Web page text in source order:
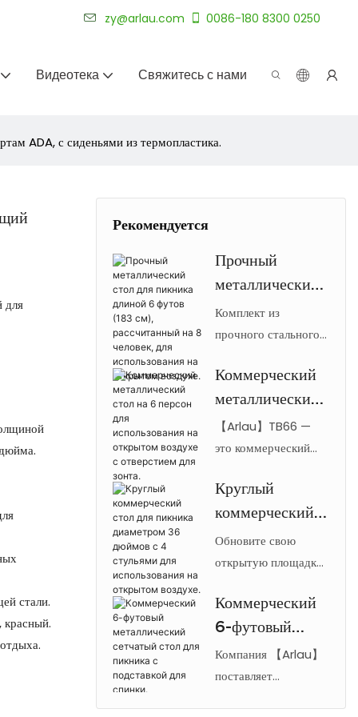
zy@arlau.com 0086-180 8300 0250
Видеотека Свяжитесь с нами
ADA, с сиденьями из термопластика.
для
стали.
красный.
Рекомендуется
Прочный
металлический
стол для
пикника длиной
см),
рассчитанный
на 8 человек,
для
на открытом
воздухе.
Комплект из
прочного стального
Arlau длиной 72
дюйма с
термопластичным
покрытием, сетчатой ​​
скамейками на 8
человек, идеально
коммерческих
открытых площадок.
Коммерческий
металлический
стол на 6
персон для
на открытом
воздухе с
отверстием для
зонта.
【Arlau】TB66 —
это коммерческий
на 6 персон для
использования на
открытом воздухе,
стальной сетки с
отверстием для зонта
покрытием,
предназначенный для
парков и террас.
Круглый
коммерческий
стол для
пикника
дюймов с 4
стульями для
использования
на открытом
воздухе.
Обновите свою
открытую площадку
пикниковых столов
Arlau диаметром 36
дюймов (91 см),
использования. Эти
Коммерческий
6-футовый
металлический
сетчатый стол
Компания 【Arlau】
поставляет